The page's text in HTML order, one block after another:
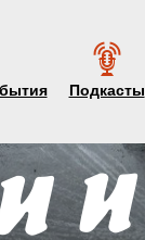
Подкасты